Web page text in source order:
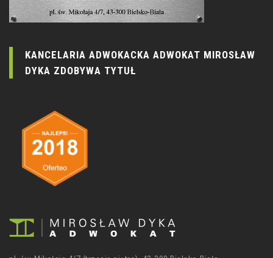
KANCELARIA ADWOKACKA ADWOKAT MIROSŁAW
DYKA ZDOBYWA TYTUŁ